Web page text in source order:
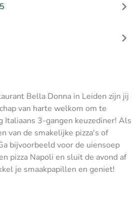
Bella Donna in Leiden zijn jij
van harte welkom om te
Italiaans 3-gangen keuzediner! Als
van de smakelijke pizza's of
bijvoorbeeld voor de uiensoep
pizza Napoli en sluit de avond af
je smaakpapillen en geniet!